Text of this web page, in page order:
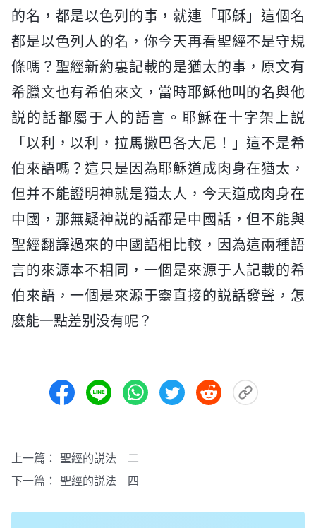
的名，都是以色列的事，就連「耶穌」這個名
都是以色列人的名，你今天再看聖經不是守規
條嗎？聖經新約裏記載的是猶太的事，原文有
希臘文也有希伯來文，當時耶穌他叫的名與他
説的話都屬于人的語言。耶穌在十字架上説
「以利，以利，拉馬撒巴各大尼！」這不是希
伯來語嗎？這只是因為耶穌道成肉身在猶太，
但并不能證明神就是猶太人，今天道成肉身在
中國，那無疑神説的話都是中國話，但不能與
聖經翻譯過來的中國語相比較，因為這兩種語
言的來源本不相同，一個是來源于人記載的希
伯來語，一個是來源于靈直接的説話發聲，怎
麽能一點差别没有呢？
上一篇： 聖經的説法 二
下一篇： 聖經的説法 四